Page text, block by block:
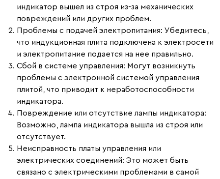
индикатор вышел из строя из-за механических
повреждений или других проблем.
Проблемы с подачей электропитания: Убедитесь,
что индукционная плита подключена к электросети
и электропитание подается на нее правильно.
Сбой в системе управления: Могут возникнуть
проблемы с электронной системой управления
плитой, что приводит к неработоспособности
индикатора.
Повреждение или отсутствие лампы индикатора:
Возможно, лампа индикатора вышла из строя или
отсутствует.
Неисправность платы управления или
электрических соединений: Это может быть
связано с электрическими проблемами в самой